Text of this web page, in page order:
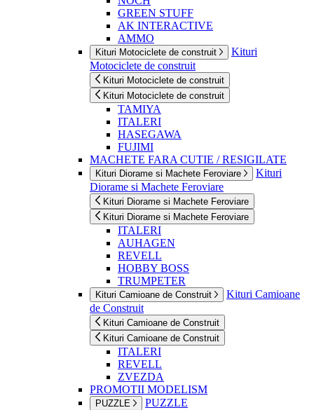
GREEN STUFF
AK INTERACTIVE
AMMO
Kituri Motociclete de construit
Kituri
Motociclete de construit
Kituri Motociclete de construit
Kituri Motociclete de construit
TAMIYA
ITALERI
HASEGAWA
FUJIMI
MACHETE FARA CUTIE / RESIGILATE
Kituri Diorame si Machete Feroviare
Kituri
Diorame si Machete Feroviare
Kituri Diorame si Machete Feroviare
Kituri Diorame si Machete Feroviare
ITALERI
AUHAGEN
REVELL
HOBBY BOSS
TRUMPETER
Kituri Camioane de Construit
Kituri Camioane
de Construit
Kituri Camioane de Construit
Kituri Camioane de Construit
ITALERI
REVELL
ZVEZDA
PROMOTII MODELISM
PUZZLE PUZZLE